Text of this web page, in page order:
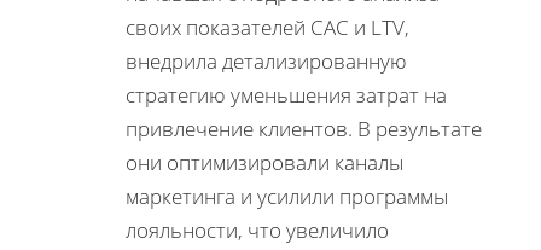
своих показателей CAC и LTV,
внедрила детализированную
стратегию уменьшения затрат на
привлечение клиентов. В результате
они оптимизировали каналы
маркетинга и усилили программы
лояльности, что увеличило